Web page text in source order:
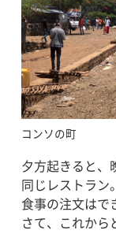
コンソの町
夕方起きると、
同じレストラン。
食事の注文はで
さて、これから